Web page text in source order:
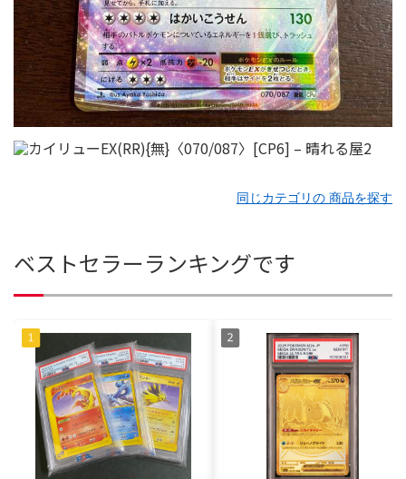
同じカテゴリの 商品を探す
ベストセラーランキングです